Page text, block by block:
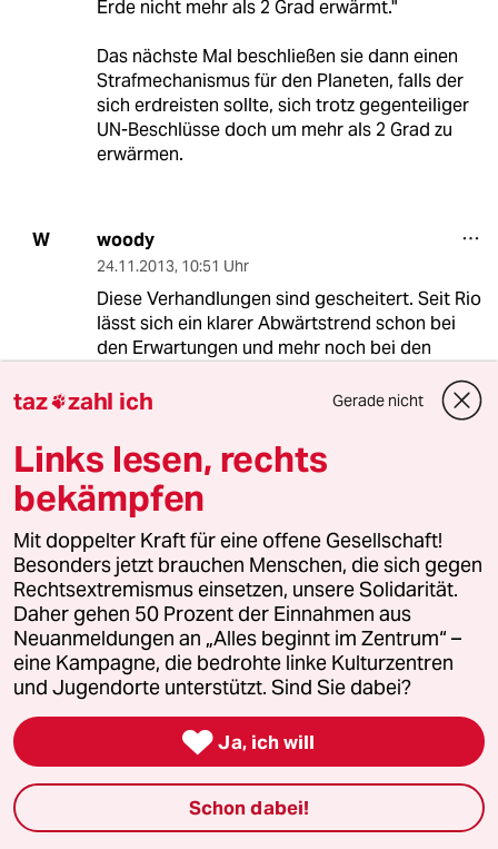
Erde nicht mehr als 2 Grad erwärmt."
Das nächste Mal beschließen sie dann einen
Strafmechanismus für den Planeten, falls der
sich erdreisten sollte, sich trotz gegenteiliger
UN-Beschlüsse doch um mehr als 2 Grad zu
erwärmen.
W woody
24.11.2013, 10:51 Uhr
Diese Verhandlungen sind gescheitert. Seit Rio
lässt sich ein klarer Abwärtstrend schon bei
den Erwartungen und mehr noch bei den
Die vorgeschlagenen Maßnahmen und
Oberfläche (siehe Kommentar "Vergessene
Liebe" und selbst auf dieser Ebene sind keine
Fortschritte erkennbar.
Ich frage mich, ob die Umweltorganisationen
nächstes Mal nicht von vorneherein
wegbleiben und ihr eigenes Ding machen
sollten.
H @hphscribe
Nachdem auch der deutsche Umwelt-Boss
abberufen wurde (unverzichtbar beim Berliner
Postengeschacher?), war der Stellenwert der
Veranstaltung wohl klar.
taz zahl ich Gerade nicht
Links lesen, rechts
bekämpfen
Mit doppelter Kraft für eine offene Gesellschaft!
Besonders jetzt brauchen Menschen, die sich gegen
Rechtsextremismus einsetzen, unsere Solidarität.
Daher gehen 50 Prozent der Einnahmen aus
Neuanmeldungen an „Alles beginnt im Zentrum“ –
eine Kampagne, die bedrohte linke Kulturzentren
und Jugendorte unterstützt. Sind Sie dabei?
 Ja, ich will
Schon dabei!